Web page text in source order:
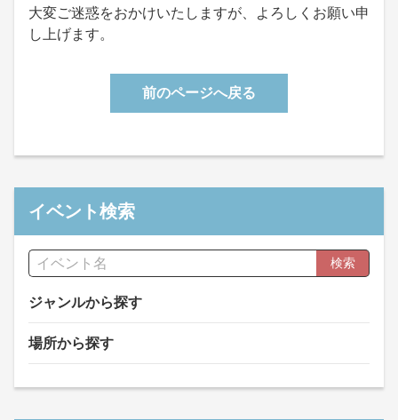
大変ご迷惑をおかけいたしますが、よろしくお願い申
し上げます。
前のページへ戻る
イベント検索
検索
ジャンルから探す
場所から探す